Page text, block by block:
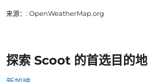
来源： : OpenWeatherMap.org
探索 Scoot 的首选目的地